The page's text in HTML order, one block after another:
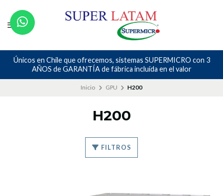
Únicos en Chile que ofrecemos, sistemas SUPERMICRO con 3
AÑOS de GARANTÍA de fábrica incluída en el valor
Inicio GPU H200
H200
FILTROS